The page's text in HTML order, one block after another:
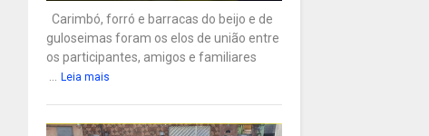
Carimbó, forró e barracas do beijo e de
guloseimas foram os elos de união entre
os participantes, amigos e familiares
... Leia mais